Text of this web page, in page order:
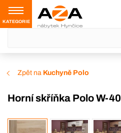
KATEGORIE
Zpět na Kuchyně Polo
Horní skříňka Polo W-40